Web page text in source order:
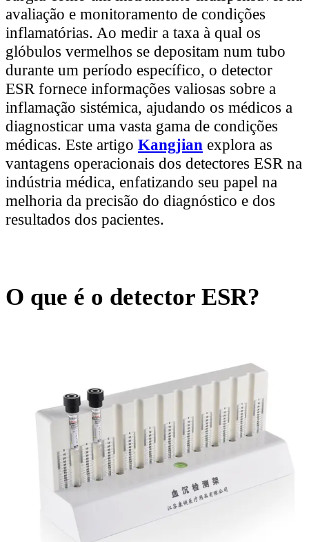
avaliação e monitoramento de condições
inflamatórias. Ao medir a taxa à qual os
glóbulos vermelhos se depositam num tubo
durante um período específico, o detector
ESR fornece informações valiosas sobre a
inflamação sistémica, ajudando os médicos a
diagnosticar uma vasta gama de condições
médicas. Este artigo Kangjian explora as
vantagens operacionais dos detectores ESR na
indústria médica, enfatizando seu papel na
melhoria da precisão do diagnóstico e dos
resultados dos pacientes.
O que é o detector ESR?